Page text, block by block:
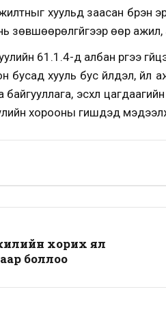
хуульд заасан бүрэн
нь зөвшөөрөлгүйгээр өөр
61.1.4-д албан үүргээ
хууль бус үйлдэл, үйл
эсхүл
хорооны гишүүдэд
хорих ял
боллоо